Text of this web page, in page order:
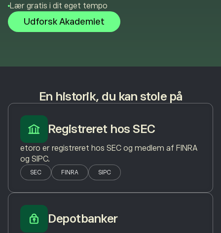
Lær gratis i dit eget tempo
Udforsk Akademiet
En historik, du kan stole på
Registreret hos SEC
etoro er registreret hos SEC og medlem af FINRA
og SIPC.
SEC FINRA SIPC
Depotbanker